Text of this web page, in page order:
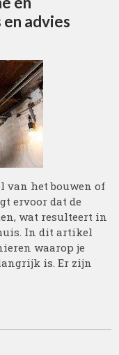
advies
van het bouwen of
ervoor dat de
wat resulteert in
In dit artikel
waarop je
is. Er zijn